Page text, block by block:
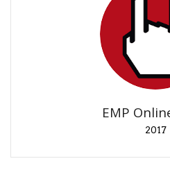
EMP
2017
EMP
Lancio prodotti